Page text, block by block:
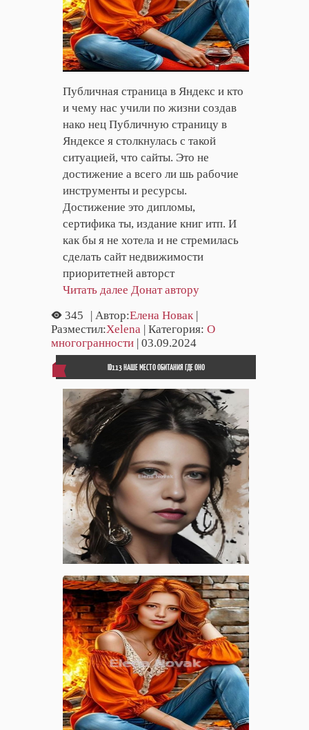
Публичная страница в Яндекс и кто
и чему нас учили по жизни cоздав
нако нец Публичную страницу в
Яндексе я столкнулась с такой
ситуацией, что сайты. Это не
достижение а всего ли шь рабочие
инструменты и ресурсы.
Достижение это дипломы,
сертифика ты, издание книг итп. И
как бы я не хотела и не стремилась
сделать сайт недвижимости
приоритетней авторст
Читать далее Донат автору
345
| Автор:Елена Новак|
Разместил:Xelena | Категория: О
многогранности | 03.09.2024
ID113 НАШЕ МЕСТО ОБИТАНИЯ ГДЕ ОНО